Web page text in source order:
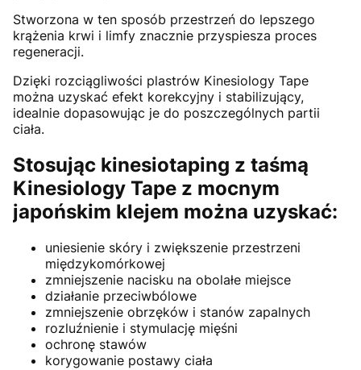
Stworzona w ten sposób przestrzeń do lepszego
krążenia krwi i limfy znacznie przyspiesza proces
regeneracji.
Dzięki rozciągliwości plastrów Kinesiology Tape
można uzyskać efekt korekcyjny i stabilizujący,
idealnie dopasowując je do poszczególnych partii
ciała.
Stosując kinesiotaping z taśmą
Kinesiology Tape z mocnym
japońskim klejem można uzyskać:
uniesienie skóry i zwiększenie przestrzeni
międzykomórkowej
zmniejszenie nacisku na obolałe miejsce
działanie przeciwbólowe
zmniejszenie obrzęków i stanów zapalnych
rozluźnienie i stymulację mięśni
ochronę stawów
korygowanie postawy ciała